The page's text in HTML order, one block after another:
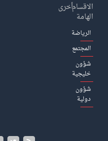
الاقسام
الهامة
الرياضة
المجتمع
شؤون
خليجية
شؤون
دولية
أخرى